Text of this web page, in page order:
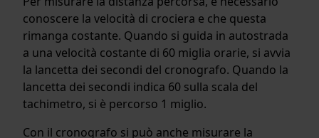
conoscere la velocità di crociera e che questa
rimanga costante. Quando si guida in autostrada
a una velocità costante di 60 miglia orarie, si avvia
la lancetta dei secondi del cronografo. Quando la
lancetta dei secondi indica 60 sulla scala del
tachimetro, si è percorso 1 miglio.
Con il cronografo si può anche misurare la